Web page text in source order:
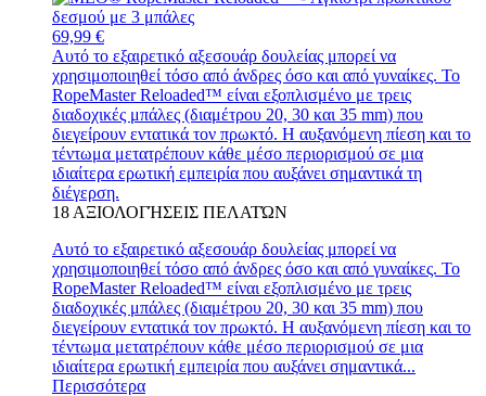
69,99 €
Αυτό το εξαιρετικό αξεσουάρ δουλείας μπορεί να
χρησιμοποιηθεί τόσο από άνδρες όσο και από γυναίκες. Το
RopeMaster Reloaded™ είναι εξοπλισμένο με τρεις
διαδοχικές μπάλες (διαμέτρου 20, 30 και 35 mm) που
διεγείρουν εντατικά τον πρωκτό. Η αυξανόμενη πίεση και το
τέντωμα μετατρέπουν κάθε μέσο περιορισμού σε μια
ιδιαίτερα ερωτική εμπειρία που αυξάνει σημαντικά τη
διέγερση.
18 ΑΞΙΟΛΟΓΉΣΕΙΣ ΠΕΛΑΤΏΝ
Αυτό το εξαιρετικό αξεσουάρ δουλείας μπορεί να
χρησιμοποιηθεί τόσο από άνδρες όσο και από γυναίκες. Το
RopeMaster Reloaded™ είναι εξοπλισμένο με τρεις
διαδοχικές μπάλες (διαμέτρου 20, 30 και 35 mm) που
διεγείρουν εντατικά τον πρωκτό. Η αυξανόμενη πίεση και το
τέντωμα μετατρέπουν κάθε μέσο περιορισμού σε μια
ιδιαίτερα ερωτική εμπειρία που αυξάνει σημαντικά...
Περισσότερα